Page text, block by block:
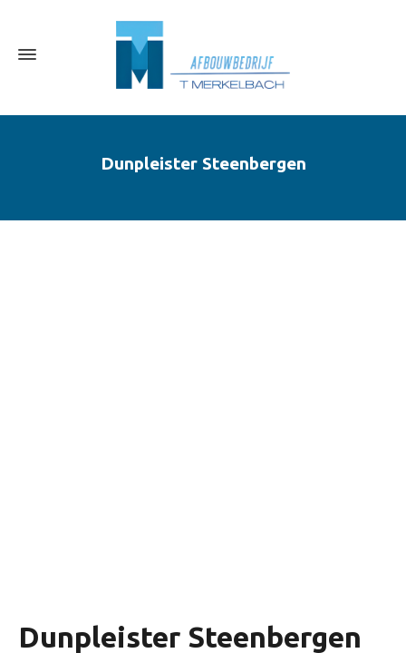
Dunpleister Steenbergen
Dunpleister Steenbergen